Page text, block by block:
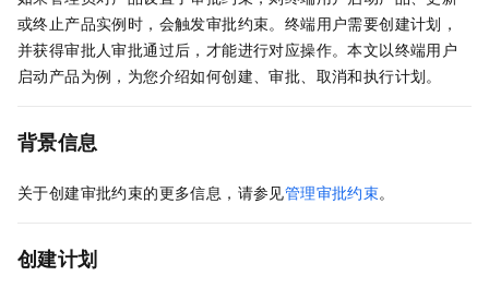
或终止产品实例时，会触发审批约束。终端用户需要创建计划，
并获得审批人审批通过后，才能进行对应操作。本文以终端用户
启动产品为例，为您介绍如何创建、审批、取消和执行计划。
背景信息
关于创建审批约束的更多信息，请参见管理审批约束。
创建计划